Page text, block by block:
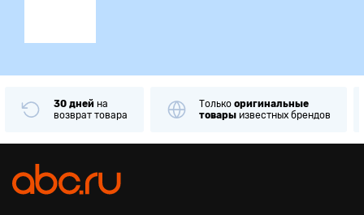
30 дней на
возврат товара
Только оригинальные
товары известных брендов